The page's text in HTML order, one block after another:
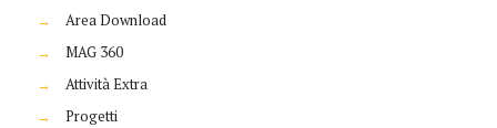
→
Area Download
→
MAG 360
→
Attività Extra
→
Progetti